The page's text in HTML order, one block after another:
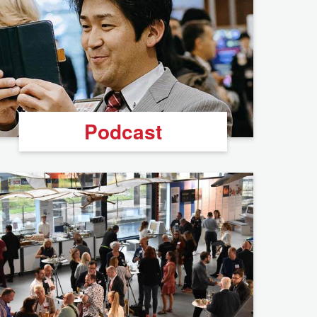
Podcast